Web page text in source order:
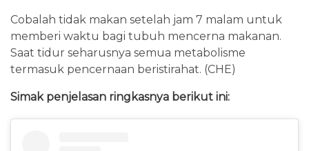
Cobalah tidak makan setelah jam 7 malam untuk
memberi waktu bagi tubuh mencerna makanan.
Saat tidur seharusnya semua metabolisme
termasuk pencernaan beristirahat. (CHE)
Simak penjelasan ringkasnya berikut ini: